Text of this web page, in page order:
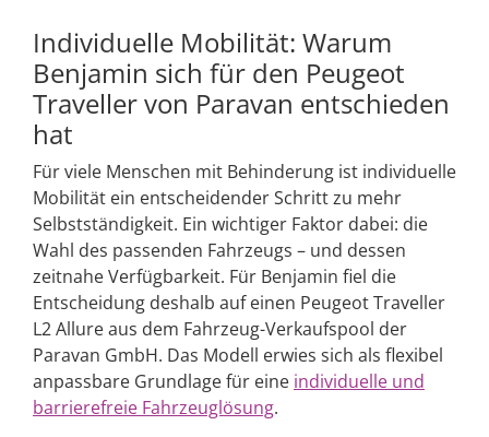
Individuelle Mobilität: Warum
Benjamin sich für den Peugeot
Traveller von Paravan entschieden
hat
Für viele Menschen mit Behinderung ist individuelle
Mobilität ein entscheidender Schritt zu mehr
Selbstständigkeit. Ein wichtiger Faktor dabei: die
Wahl des passenden Fahrzeugs – und dessen
zeitnahe Verfügbarkeit. Für Benjamin fiel die
Entscheidung deshalb auf einen Peugeot Traveller
L2 Allure aus dem Fahrzeug-Verkaufspool der
Paravan GmbH. Das Modell erwies sich als flexibel
anpassbare Grundlage für eine individuelle und
barrierefreie Fahrzeuglösung.